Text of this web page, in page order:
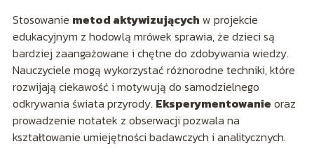
Stosowanie metod aktywizujących w projekcie
edukacyjnym z hodowlą mrówek sprawia, że dzieci są
bardziej zaangażowane i chętne do zdobywania wiedzy.
Nauczyciele mogą wykorzystać różnorodne techniki, które
rozwijają ciekawość i motywują do samodzielnego
odkrywania świata przyrody. Eksperymentowanie oraz
prowadzenie notatek z obserwacji pozwala na
kształtowanie umiejętności badawczych i analitycznych.